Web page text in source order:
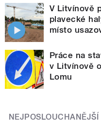
V Litvínově
plavecké
místo
Práce na
v Litvínově
Lomu
NEJPOSLOUCHANĚJŠÍ